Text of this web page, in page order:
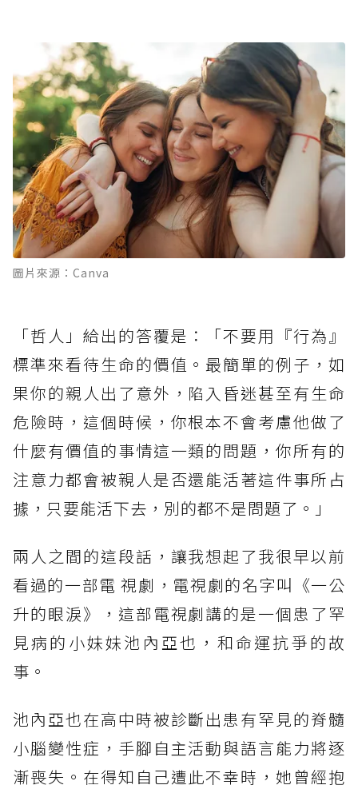
圖片來源：Canva
「哲人」給出的答覆是：「不要用『行為』
標準來看待生命的價值。最簡單的例子，如
果你的親人出了意外，陷入昏迷甚至有生命
危險時，這個時候，你根本不會考慮他做了
什麼有價值的事情這一類的問題，你所有的
注意力都會被親人是否還能活著這件事所占
據，只要能活下去，別的都不是問題了。」
兩人之間的這段話，讓我想起了我很早以前
看過的一部電 視劇，電視劇的名字叫《一公
升的眼淚》，這部電視劇講的是一個患了罕
見病的小妹妹池內亞也，和命運抗爭的故
事。
池內亞也在高中時被診斷出患有罕見的脊髓
小腦變性症，手腳自主活動與語言能力將逐
漸喪失。在得知自己遭此不幸時，她曾經抱